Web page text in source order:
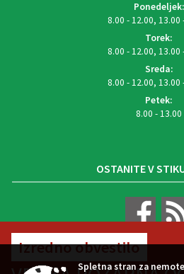
Izredno obvestilo
Ponedeljek:
8.00 - 12.00, 13.00
Torek:
8.00 - 12.00, 13.00
Sreda:
8.00 - 12.00, 13.00
Petek:
8.00 - 13.00
OSTANITE V
VREMENSKA
Spletna stran za